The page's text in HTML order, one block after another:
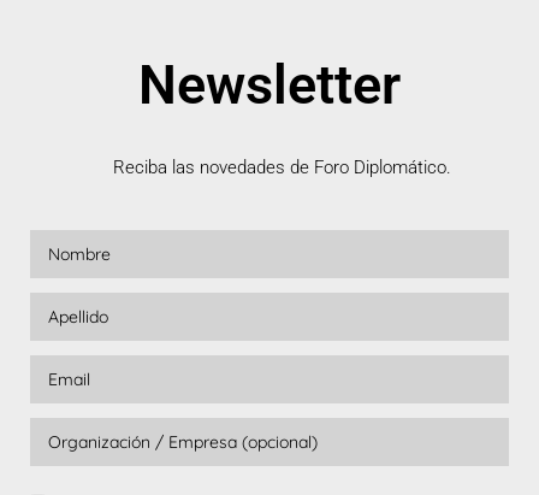
Newsletter
Reciba las novedades de Foro Diplomático.